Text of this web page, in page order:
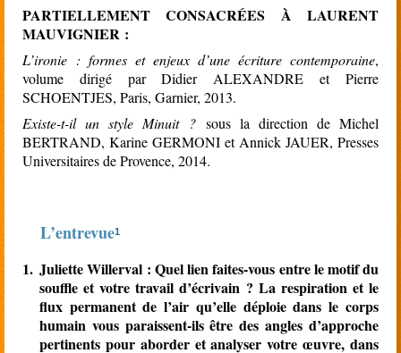
PARTIELLEMENT CONSACRÉES À LAURENT
MAUVIGNIER :
L’ironie : formes et enjeux d’une écriture contemporaine,
volume dirigé par Didier ALEXANDRE et Pierre
SCHOENTJES, Paris, Garnier, 2013.
Existe-t-il un style Minuit ? sous la direction de Michel
BERTRAND, Karine GERMONI et Annick JAUER, Presses
Universitaires de Provence, 2014.
L’entrevue1
1. Juliette Willerval : Quel lien faites-vous entre le motif du
souffle et votre travail d’écrivain ? La respiration et le
flux permanent de l’air qu’elle déploie dans le corps
humain vous paraissent-ils être des angles d’approche
pertinents pour aborder et analyser votre œuvre, dans